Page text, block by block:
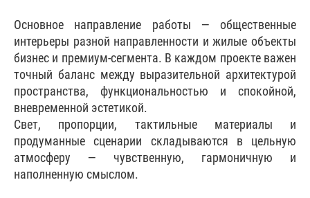
Основное направление работы — общественные
интерьеры разной направленности и жилые объекты
бизнес и премиум-сегмента. В каждом проекте важен
точный баланс между выразительной архитектурой
пространства, функциональностью и спокойной,
вневременной эстетикой.
Свет, пропорции, тактильные материалы и
продуманные сценарии складываются в цельную
атмосферу — чувственную, гармоничную и
наполненную смыслом.